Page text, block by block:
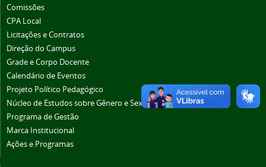
Comissões
CPA Local
Licitações e Contratos
Direção do Campus
Grade e Corpo Docente
Calendário de Eventos
Projeto Político Pedagógico
Núcleo de Estudos sobre Gênero e Sexualidade do IFSP (NUGS)
Programa de Gestão
Marca Institucional
Ações e Programas